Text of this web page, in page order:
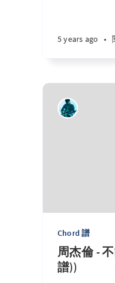
5 years ago •
Chord 譜
周杰倫 -
譜))